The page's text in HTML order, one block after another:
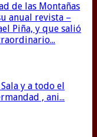
de las Montañas
anual revista –
Piña, y que salió
y a todo el
, ani...